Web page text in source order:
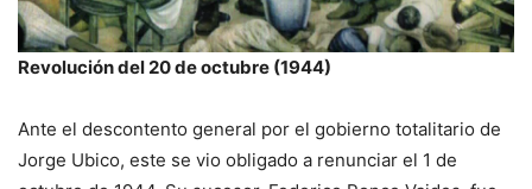
Revolución del 20 de octubre (1944)
Ante el descontento general por el gobierno totalitario de
Jorge Ubico, este se vio obligado a renunciar el 1 de